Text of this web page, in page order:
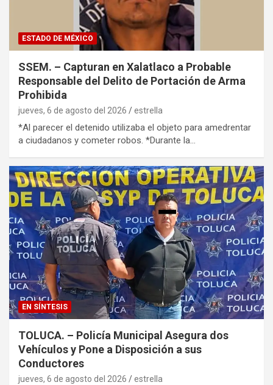
ESTADO DE MÉXICO
SSEM. – Capturan en Xalatlaco a Probable
Responsable del Delito de Portación de Arma
Prohibida
jueves, 6 de agosto del 2026 estrella
*Al parecer el detenido utilizaba el objeto para amedrentar
a ciudadanos y cometer robos. *Durante la…
EN SÍNTESIS
TOLUCA. – Policía Municipal Asegura dos
Vehículos y Pone a Disposición a sus
Conductores
jueves, 6 de agosto del 2026 estrella